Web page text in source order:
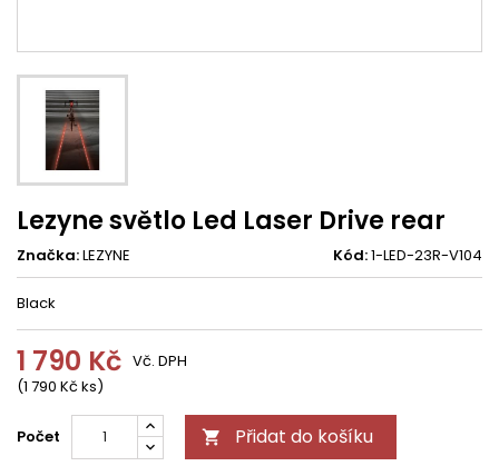
Lezyne světlo Led Laser Drive rear
Značka:LEZYNE Kód:1-LED-23R-V104
Black
1 790 Kč
(1 790 Kč ks)
Vč. DPH
Počet  Přidat do košíku